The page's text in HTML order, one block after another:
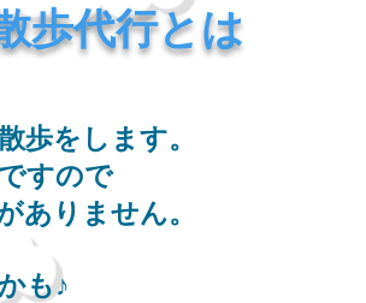
歩代行とは
歩をします。
すので
ありません。
も♪